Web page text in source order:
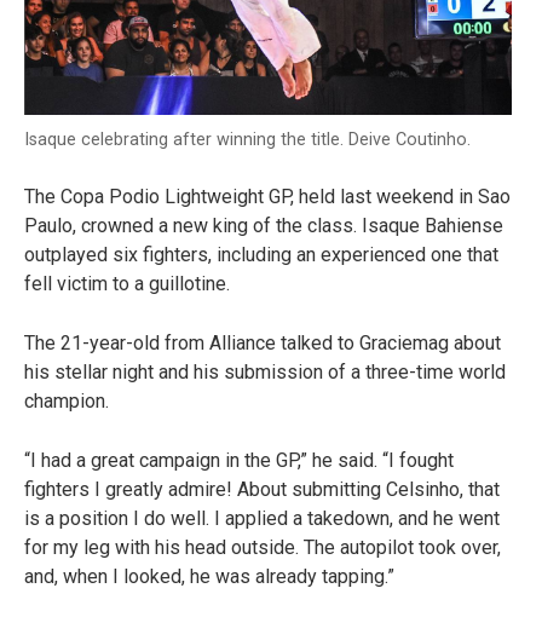
Isaque celebrating after winning the title. Deive Coutinho.
The Copa Podio Lightweight GP, held last weekend in Sao
Paulo, crowned a new king of the class. Isaque Bahiense
outplayed six fighters, including an experienced one that
fell victim to a guillotine.
The 21-year-old from Alliance talked to Graciemag about
his stellar night and his submission of a three-time world
champion.
“I had a great campaign in the GP,” he said. “I fought
fighters I greatly admire! About submitting Celsinho, that
is a position I do well. I applied a takedown, and he went
for my leg with his head outside. The autopilot took over,
and, when I looked, he was already tapping.”